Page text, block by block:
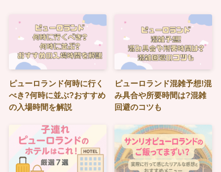
ピューロランド何時に行く
べき?何時に並ぶ?おすすめ
の入場時間を解説
ピューロランド混雑予想!混
み具合や所要時間は?混雑
回避のコツも